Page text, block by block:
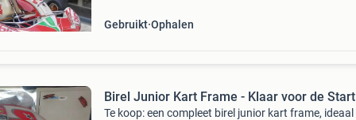
Gebruikt Ophalen
Birel Junior Kart Frame - Klaar voor de Start
Te koop: een compleet birel junior kart frame, ideaal